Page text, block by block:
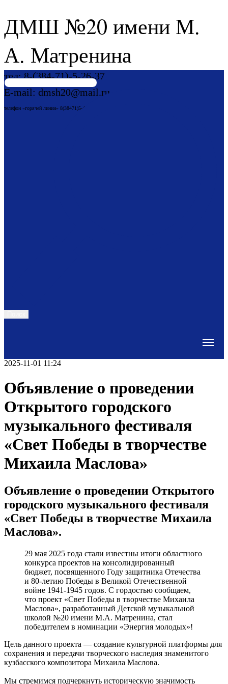
ДМШ №20 имени М.
А. Матренина
тел: 8-(384-71)-5-26-37
E-mail: dmsh20@mail.ru
телефон «горячей линии» 8(38471)5-42-92
2025-11-01 11:24
Объявление о проведении
Открытого городского
музыкального фестиваля
«Свет Победы в творчестве
Михаила Маслова»
Объявление о проведении Открытого
городского музыкального фестиваля
«Свет Победы в творчестве Михаила
Маслова».
29 мая 2025 года стали известны итоги областного
конкурса проектов на консолидированный
бюджет, посвященного Году защитника Отечества
и 80-летию Победы в Великой Отечественной
войне 1941-1945 годов. С гордостью сообщаем,
что проект «Свет Победы в творчестве Михаила
Маслова», разработанный Детской музыкальной
школой №20 имени М.А. Матренина, стал
победителем в номинации «Энергия молодых»!
Цель данного проекта — создание культурной платформы для
сохранения и передачи творческого наследия знаменитого
кузбасского композитора Михаила Маслова.
Мы стремимся подчеркнуть историческую значимость